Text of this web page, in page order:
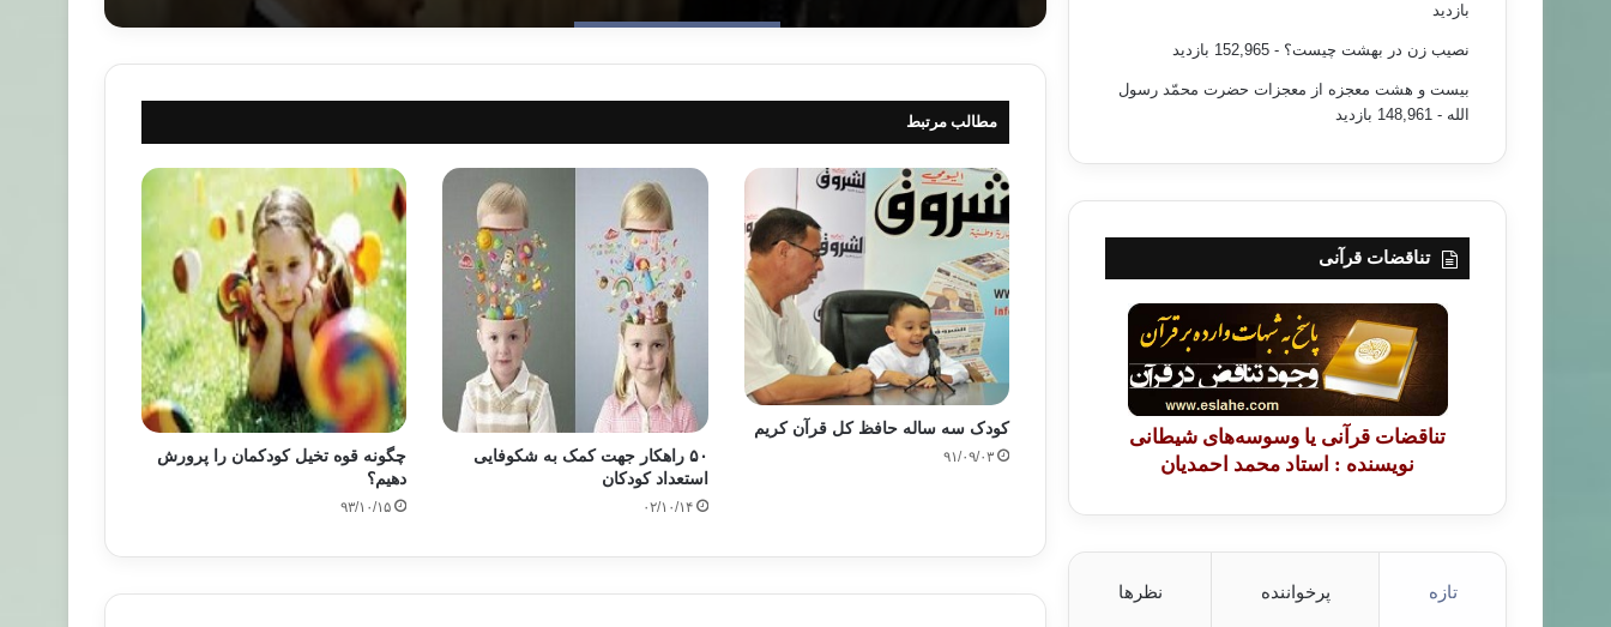
مطالب مرتبط
کودک سه ساله حافظ کل قرآن کریم
۹۱/۰۹/۰۳
۵۰ راهکار جهت کمک به شکوفایی
استعداد کودکان
۰۲/۱۰/۱۴
چگونه قوه تخيل كودكمان را پرورش
دهيم؟
۹۳/۱۰/۱۵
بازدید
نصیب زن در بهشت چیست؟ - 152,965 بازدید
بیست و هشت معجزه از معجزات حضرت محمّد رسول
الله - 148,961 بازدید
تناقضات قرآنی
تناقضات قرآنی یا وسوسه‌های شیطانی
نویسنده : استاد محمد احمدیان
تازه پرخواننده نظرها